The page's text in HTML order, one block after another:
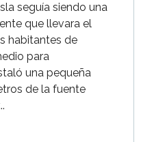
seguía siendo una
que llevara el
habitantes de
para
una pequeña
de la fuente